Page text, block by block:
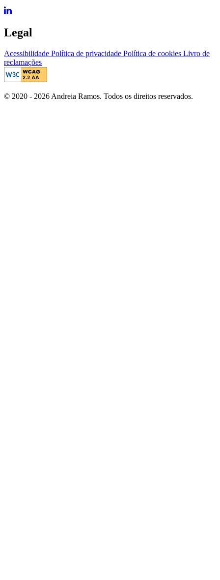
Legal
Acessibilidade Política de privacidade Política de cookies Livro de
reclamações
© 2020 - 2026 Andreia Ramos. Todos os direitos reservados.